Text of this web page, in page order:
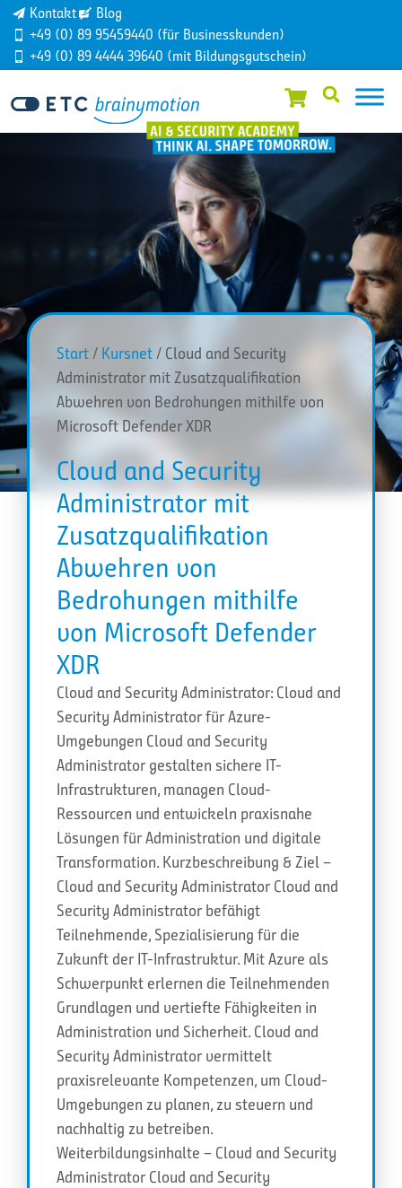
Kontakt
Blog
+49 (0) 89 95459440 (für Businesskunden)
+49 (0) 89 4444 39640 (mit Bildungsgutschein)
Start / Kursnet/ Cloud and Security
Administrator mit Zusatzqualifikation
Abwehren von Bedrohungen mithilfe von
Microsoft Defender XDR
Cloud and Security
Administrator mit
Zusatzqualifikation
Abwehren von
Bedrohungen mithilfe
von Microsoft Defender
XDR
Cloud and Security Administrator: Cloud and
Security Administrator für Azure-
Umgebungen Cloud and Security
Administrator gestalten sichere IT-
Infrastrukturen, managen Cloud-
Ressourcen und entwickeln praxisnahe
Lösungen für Administration und digitale
Transformation. Kurzbeschreibung & Ziel –
Cloud and Security Administrator Cloud and
Security Administrator befähigt
Teilnehmende, Spezialisierung für die
Zukunft der IT-Infrastruktur. Mit Azure als
Schwerpunkt erlernen die Teilnehmenden
Grundlagen und vertiefte Fähigkeiten in
Administration und Sicherheit. Cloud and
Security Administrator vermittelt
praxisrelevante Kompetenzen, um Cloud-
Umgebungen zu planen, zu steuern und
nachhaltig zu betreiben.
Weiterbildungsinhalte – Cloud and Security
Administrator Cloud and Security